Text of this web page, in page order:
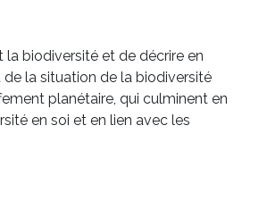
la biodiversité et de décrire en
de la situation de la biodiversité
planétaire, qui culminent en
en soi et en lien avec les